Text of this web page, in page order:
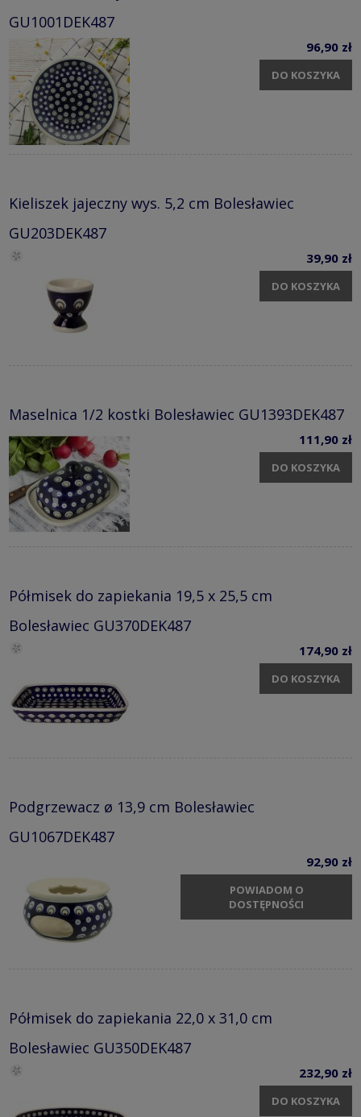
GU1001DEK487
96,90 zł
DO KOSZYKA
Kieliszek jajeczny wys. 5,2 cm Bolesławiec
GU203DEK487
39,90 zł
DO KOSZYKA
Maselnica 1/2 kostki Bolesławiec GU1393DEK487
111,90 zł
DO KOSZYKA
Półmisek do zapiekania 19,5 x 25,5 cm
Bolesławiec GU370DEK487
174,90 zł
DO KOSZYKA
Podgrzewacz ø 13,9 cm Bolesławiec
GU1067DEK487
92,90 zł
POWIADOM O
DOSTĘPNOŚCI
Półmisek do zapiekania 22,0 x 31,0 cm
Bolesławiec GU350DEK487
232,90 zł
DO KOSZYKA